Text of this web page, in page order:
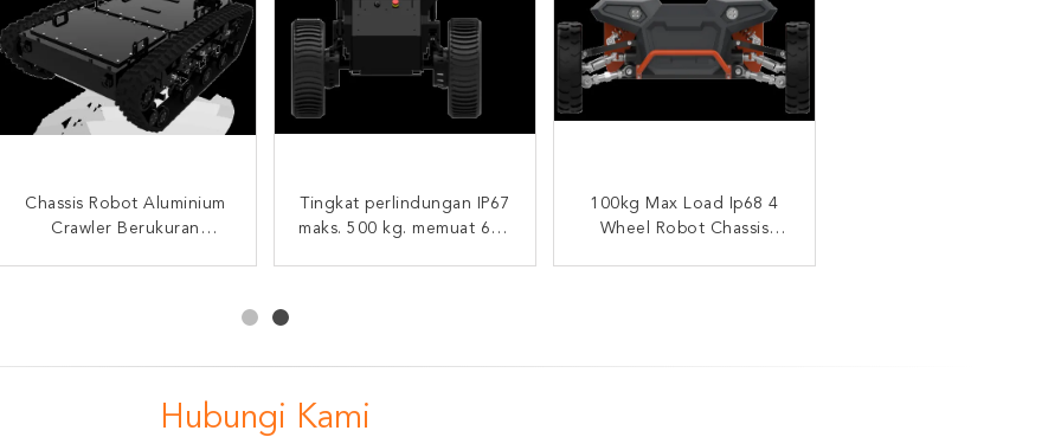
Peralatan Counter Cerdas
Terorisme Lengan Ayun
RXR-C10D Robot
Pengintai Kecil Mudah
Ip68 Robot Besar Chassis
Max Payload 1500kg
Chassis Robot Aluminium
Crawler Berukuran
Tingkat perlindungan IP67
maks. 500 kg. memuat 6X6
100kg Max Load Ip68 4
Wheel Robot Chassis
Hubungi Kami